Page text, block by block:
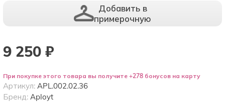
Добавить в
примерочную
9 250 ₽
При покупке этого товара вы получите +278 бонусов на карту
Артикул: APL.002.02.36
Бренд: Aployt